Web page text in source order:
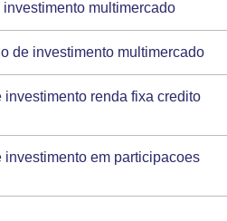
multimercado
de investimento multimercado
investimento renda fixa credito
investimento em participacoes